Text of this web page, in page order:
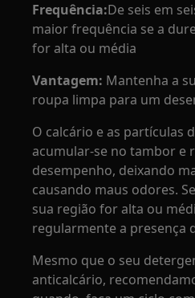
Frequência:De seis em
maior frequência se a
for alta ou média
Vantagem: Mantenha a
roupa limpa para um
O calcário e as partículas
acumular-se no tambor e
desempenho, deixando
causando maus odores.
sua região for alta ou
regularmente a presença
Mesmo que o seu
anticalcário,